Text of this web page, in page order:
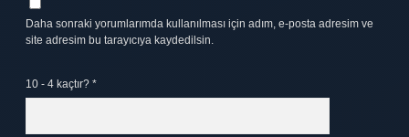
Daha sonraki yorumlarımda kullanılması için adım, e-posta adresim ve
site adresim bu tarayıcıya kaydedilsin.
10 - 4 kaçtır? *